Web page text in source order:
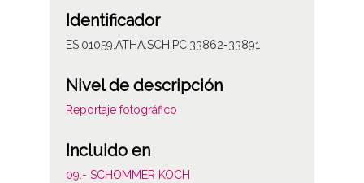
Identificador
ES.01059.ATHA.SCH.PC.33862-33891
Nivel de descripción
Reportaje fotográfico
Incluido en
09.- SCHOMMER KOCH